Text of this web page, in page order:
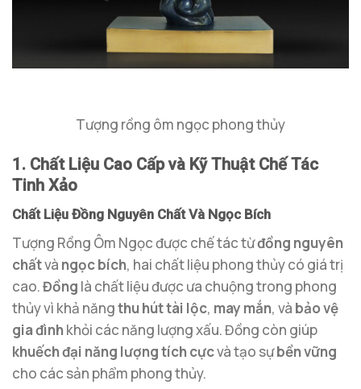
Tượng rồng ôm ngọc phong thủy
1. Chất Liệu Cao Cấp và Kỹ Thuật Chế Tác
Tinh Xảo
Chất Liệu Đồng Nguyên Chất Và Ngọc Bích
Tượng Rồng Ôm Ngọc được chế tác từđồng nguyên
chấtvà ngọc bích, hai chất liệu phong thủy có giá trị
cao.Đồng là chất liệu được ưa chuộng trong phong
thủy vì khả năngthu hút tài lộc, may mắn, và bảo vệ
gia đìnhkhỏi các năng lượng xấu. Đồng còn giúp
khuếch đại năng lượng tích cựcvà tạo sựbền vững
cho các sản phẩm phong thủy.